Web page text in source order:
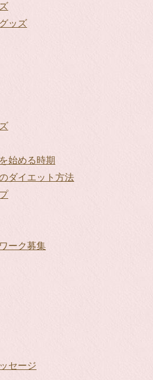
ッズ
始める時期
ダイエット方法
ーク募集
セージ